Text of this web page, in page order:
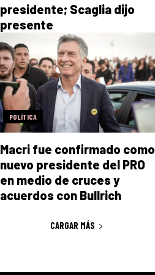
presidente; Scaglia dijo
presente
POLÍTICA
Macri fue confirmado como
nuevo presidente del PRO
en medio de cruces y
acuerdos con Bullrich
CARGAR MÁS